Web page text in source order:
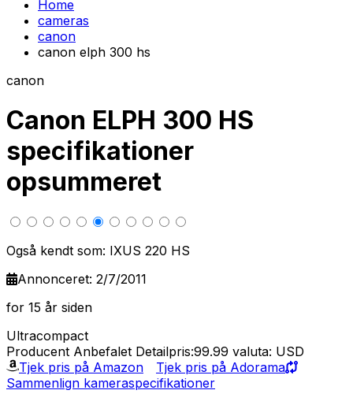
Home
cameras
canon
canon elph 300 hs
canon
Canon ELPH 300 HS
specifikationer
opsummeret
Også kendt som: IXUS 220 HS
Annonceret: 2/7/2011
for 15 år siden
Ultracompact
Producent Anbefalet Detailpris:99.99 valuta: USD
Tjek pris på Amazon
Tjek pris på Adorama
Sammenlign kameraspecifikationer